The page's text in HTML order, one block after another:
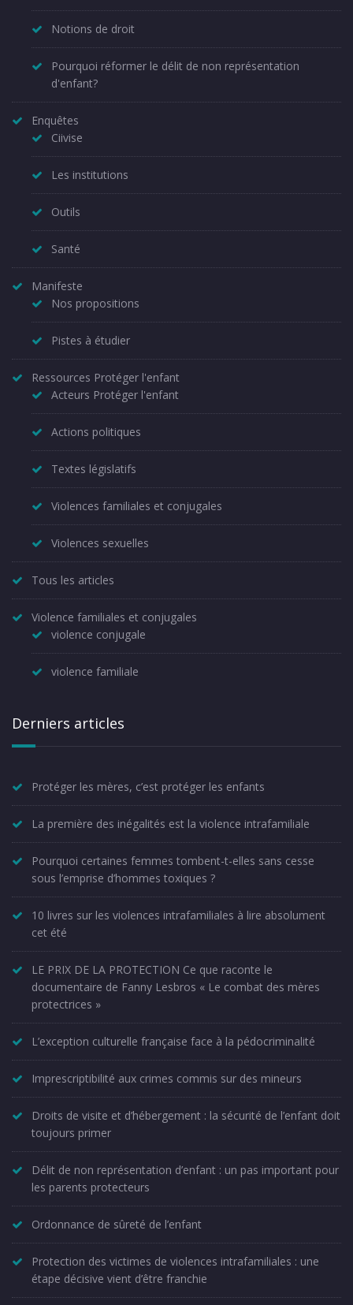
Notions de droit
Pourquoi réformer le délit de non représentation
d'enfant?
Enquêtes
Ciivise
Les institutions
Outils
Santé
Manifeste
Nos propositions
Pistes à étudier
Ressources Protéger l'enfant
Acteurs Protéger l'enfant
Actions politiques
Textes législatifs
Violences familiales et conjugales
Violences sexuelles
Tous les articles
Violence familiales et conjugales
violence conjugale
violence familiale
Derniers articles
Protéger les mères, c’est protéger les enfants
La première des inégalités est la violence intrafamiliale
Pourquoi certaines femmes tombent-t-elles sans cesse
sous l’emprise d’hommes toxiques ?
10 livres sur les violences intrafamiliales à lire absolument
cet été
LE PRIX DE LA PROTECTION Ce que raconte le
documentaire de Fanny Lesbros « Le combat des mères
protectrices »
L’exception culturelle française face à la pédocriminalité
Imprescriptibilité aux crimes commis sur des mineurs
Droits de visite et d’hébergement : la sécurité de l’enfant doit
toujours primer
Délit de non représentation d’enfant : un pas important pour
les parents protecteurs
Ordonnance de sûreté de l’enfant
Protection des victimes de violences intrafamiliales : une
étape décisive vient d’être franchie